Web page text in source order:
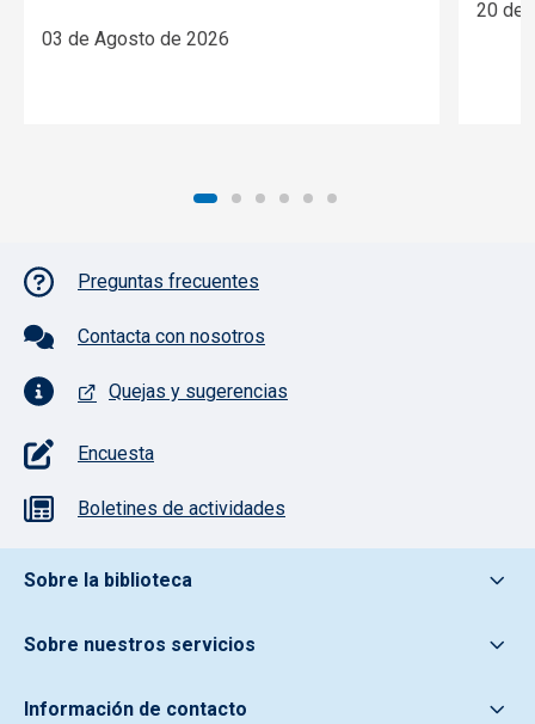
03 de Agosto de 2026
20 de
Pie de página con iconos
Preguntas frecuentes
Contacta con nosotros
Quejas y sugerencias
Encuesta
Boletines de actividades
Pie de pagina información
Sobre la biblioteca
Sobre nuestros servicios
Información de contacto